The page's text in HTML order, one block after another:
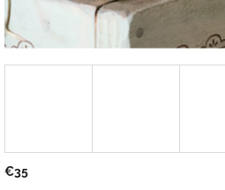
€35